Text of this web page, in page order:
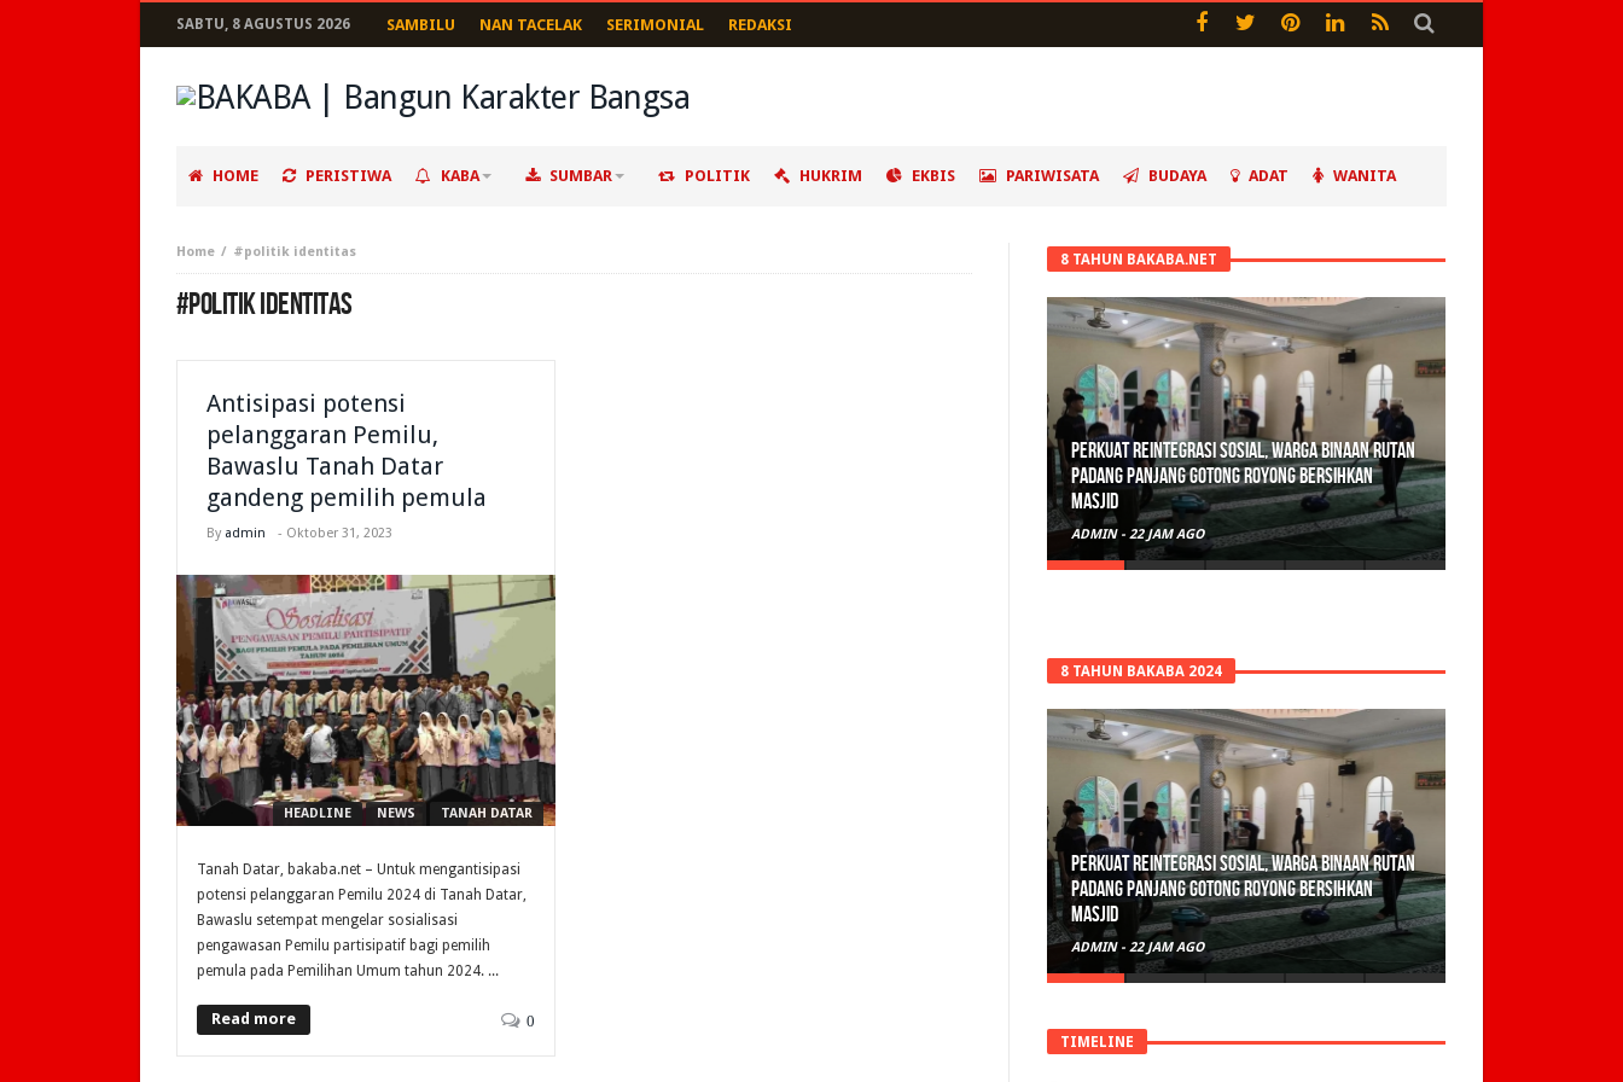
SABTU, 8 AGUSTUS 2026 SAMBILU NAN TACELAK SERIMONIAL REDAKSI
HOME PERISTIWA KABA SUMBAR POLITIK HUKRIM EKBIS PARIWISATA BUDAYA ADAT WANITA
Home #politik identitas
#POLITIK IDENTITAS
Antisipasi potensi
pelanggaran Pemilu,
Bawaslu Tanah Datar
gandeng pemilih pemula
By admin - Oktober 31, 2023
HEADLINE NEWS TANAH DATAR
Tanah Datar, bakaba.net – Untuk mengantisipasi
potensi pelanggaran Pemilu 2024 di Tanah Datar,
Bawaslu setempat mengelar sosialisasi
pengawasan Pemilu partisipatif bagi pemilih
pemula pada Pemilihan Umum tahun 2024. ...
Read more 0
8 TAHUN BAKABA.NET
Perkuat Reintegrasi Sosial, Warga Binaan Rutan
Padang Panjang Gotong Royong Bersihkan
Masjid
ADMIN - 22 JAM AGO
8 TAHUN BAKABA 2024
Perkuat Reintegrasi Sosial, Warga Binaan Rutan
Padang Panjang Gotong Royong Bersihkan
Masjid
ADMIN - 22 JAM AGO
TIMELINE